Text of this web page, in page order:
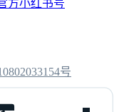
号